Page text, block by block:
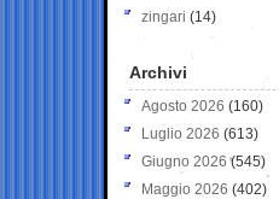
zingari (14)
Archivi
Agosto 2026 (160)
Luglio 2026 (613)
Giugno 2026 (545)
Maggio 2026 (402)